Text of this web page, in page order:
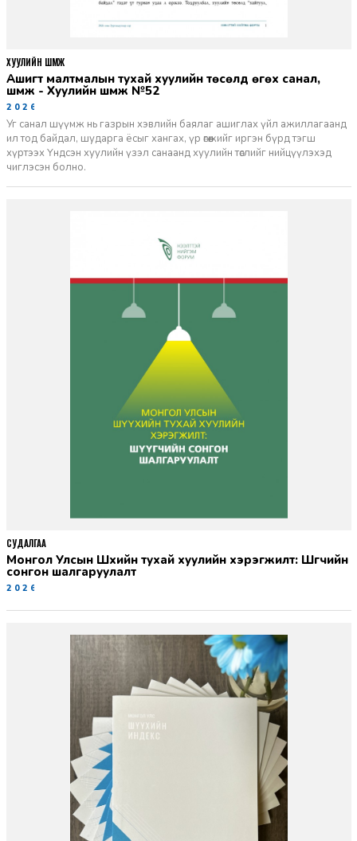
Ашигт малтмалын тухай хуулийн төсөлд өгөх санал,
шүүмж - Хуулийн шүүмж №52
2026-06-29
Уг санал шүүмж нь газрын хэвлийн баялаг ашиглах үйл ажиллагаанд
ил тод байдал, шударга ёсыг хангах, үр өгөөжийг иргэн бүрд тэгш
хүртээх Үндсэн хуулийн үзэл санаанд хуулийн төслийг нийцүүлэхэд
чиглэсэн болно.
ХУУЛИЙН ШҮҮМЖ
Монгол Улсын Шүүхийн тухай хуулийн хэрэгжилт: Шүүгчийн
сонгон шалгаруулалт
2026-06-19
СУДАЛГАА